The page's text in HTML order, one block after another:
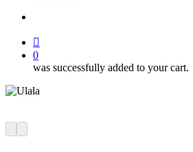
0
was successfully added to your cart.